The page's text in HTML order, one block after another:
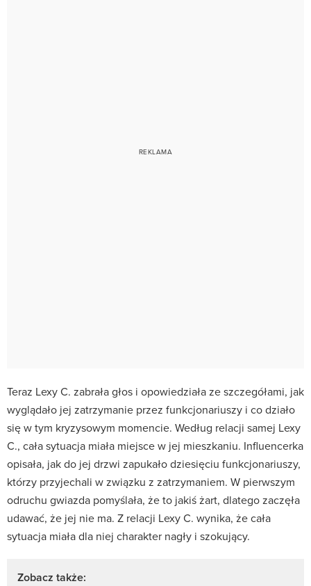
Teraz Lexy C. zabrała głos i opowiedziała ze szczegółami, jak
wyglądało jej zatrzymanie przez funkcjonariuszy i co działo
się w tym kryzysowym momencie. Według relacji samej Lexy
C., cała sytuacja miała miejsce w jej mieszkaniu. Influencerka
opisała, jak do jej drzwi zapukało dziesięciu funkcjonariuszy,
którzy przyjechali w związku z zatrzymaniem. W pierwszym
odruchu gwiazda pomyślała, że to jakiś żart, dlatego zaczęła
udawać, że jej nie ma. Z relacji Lexy C. wynika, że cała
sytuacja miała dla niej charakter nagły i szokujący.
Zobacz także: